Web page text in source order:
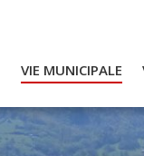
VIE MUNICIPALE
Actualités et agenda
Conseil municipal